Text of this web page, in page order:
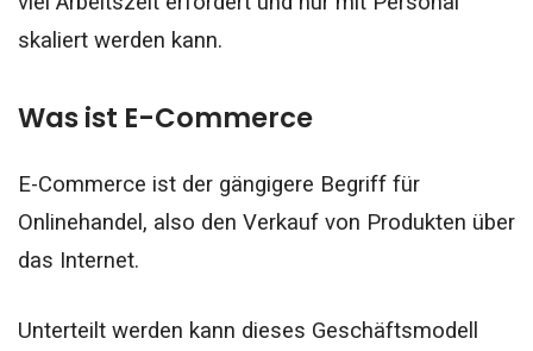
skaliert werden kann.
Was ist E-Commerce
E-Commerce ist der gängigere Begriff für
Onlinehandel, also den Verkauf von Produkten über
das Internet.
Unterteilt werden kann dieses Geschäftsmodell